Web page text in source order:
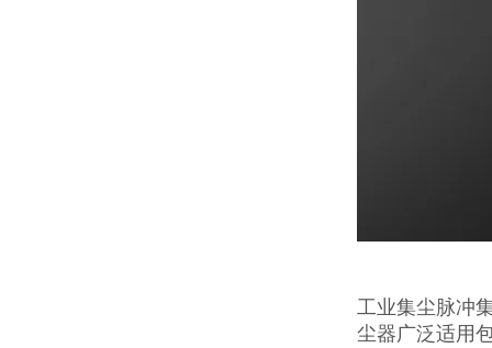
工业集尘脉冲
尘器广泛适用